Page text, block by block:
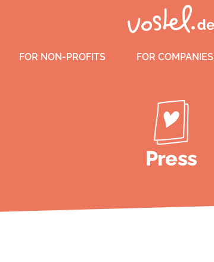
FOR NON-PROFITS FOR COMPANIES
Press